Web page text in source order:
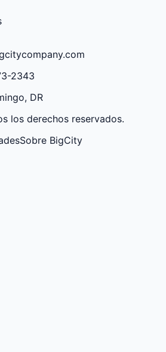
2343
DR
los derechos reservados.
Sobre BigCity